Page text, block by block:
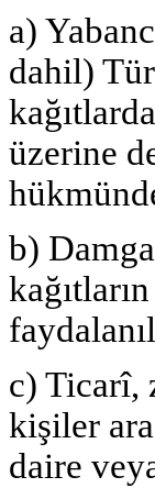
a)
dahil)
üzerine
b)
c) Ticarî,
kişiler
daire